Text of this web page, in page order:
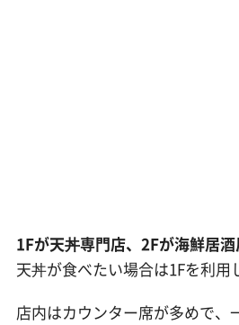
1Fが天丼専門店、2Fが海鮮居酒
天丼が食べたい場合は1Fを利用
店内はカウンター席が多めで、